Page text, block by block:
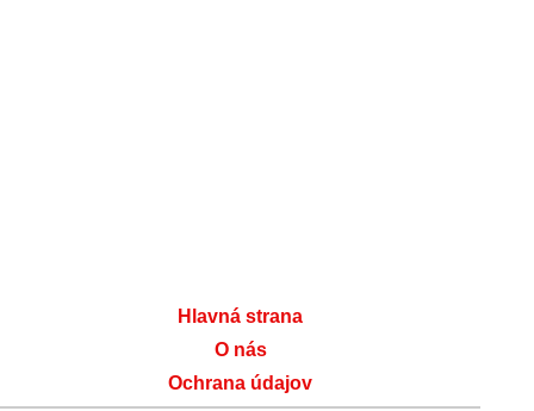
Hlavná strana
O nás
Ochrana údajov